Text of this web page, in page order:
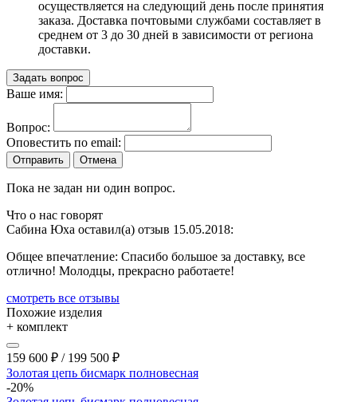
осуществляется на следующий день после принятия
заказа. Доставка почтовыми службами составляет в
среднем от 3 до 30 дней в зависимости от региона
доставки.
Задать вопрос
Ваше имя:
Вопрос:
Оповестить по email:
Отправить Отмена
Пока не задан ни один вопрос.
Что о нас говорят
Сабина Юха оставил(а) отзыв 15.05.2018:
Общее впечатление: Спасибо большое за доставку, все
отлично! Молодцы, прекрасно работаете!
cмотреть все отзывы
Похожие изделия
+ комплект
159 600 ₽ / 199 500 ₽
Золотая цепь бисмарк полновесная
-20%